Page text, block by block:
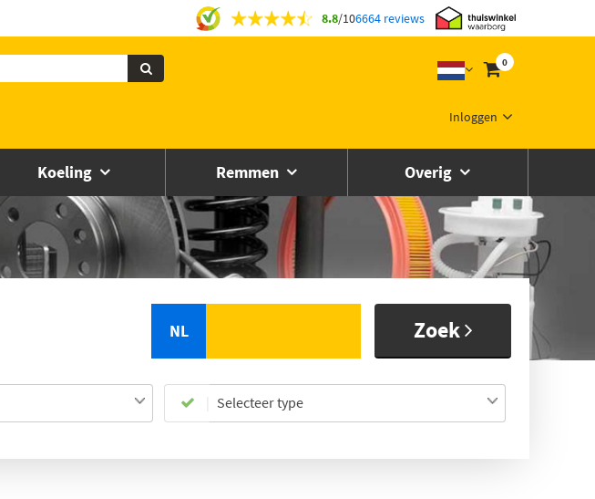
8.8/106664 reviews
0
Inloggen
Koeling Remmen Overig
NL Zoek
Selecteer type